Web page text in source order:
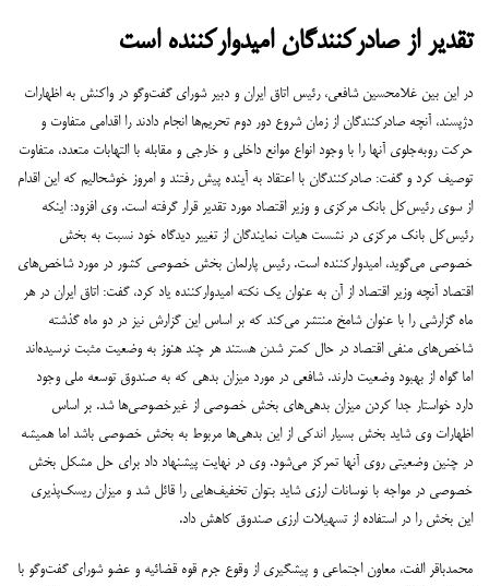
تقدیر از صادرکنندگان امیدوارکننده است
در این بین غلامحسین شافعی، رئیس اتاق ایران و دبیر شورای گفت‌وگو در واکنش به اظهارات
دژپسند، آنچه صادرکنندگان از زمان شروع دور دوم تحریم‌ها انجام دادند را اقدامی متفاوت و
حرکت روبه‌جلوی آنها را با وجود انواع موانع داخلی و خارجی و مقابله با التهابات متعدد، متفاوت
توصیف کرد و گفت: صادرکنندگان با اعتقاد به آینده پیش رفتند و امروز خوشحالیم که این اقدام
از سوی رئیس‌کل بانک مرکزی و وزیر اقتصاد مورد تقدیر قرار گرفته است. وی افزود: اینکه
رئیس‌کل بانک مرکزی در نشست هیات نمایندگان از تغییر دیدگاه خود نسبت به بخش
خصوصی می‌گوید، امیدوارکننده است.رئیس پارلمان بخش خصوصی کشور در مورد شاخص‌های
اقتصاد آنچه وزیر اقتصاد از آن به عنوان یک نکته امیدوارکننده یاد کرد، گفت: اتاق ایران در هر
ماه گزارشی را با عنوان شامخ منتشر می‌کند که بر اساس این گزارش نیز در دو ماه گذشته
شاخص‌های منفی اقتصاد در حال کمتر شدن هستند هر چند هنوز به وضعیت مثبت نرسیده‌اند
اما گواه از بهبود وضعیت دارند.شافعی در مورد میزان بدهی که به صندوق توسعه ملی وجود
دارد خواستار جدا کردن میزان بدهی‌های بخش خصوصی از غیرخصوصی‌ها شد. بر اساس
اظهارات وی شاید بخش بسیار اندکی از این بدهی‌ها مربوط به بخش خصوصی باشد اما همیشه
در چنین وضعیتی روی آنها تمرکز می‌شود. وی در نهایت پیشنهاد داد برای حل مشکل بخش
خصوصی در مواجه با نوسانات ارزی شاید بتوان تخفیف‌هایی را قائل شد و میزان ریسک‌پذیری
این بخش را در استفاده از تسهیلات ارزی صندوق کاهش داد.
محمدباقر الفت، معاون اجتماعی و پیشگیری از وقوع جرم قوه قضائیه و عضو شورای گفت‌وگو با